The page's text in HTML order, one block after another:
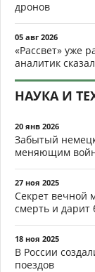
дронов
05 авг 2026
«Рассвет» уже
аналитик
НАУКА И
20 янв 2026
Забытый
меняющим
27 ноя 2025
Секрет вечной
смерть и дарит
18 ноя 2025
В России
поездов